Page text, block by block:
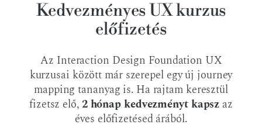
Kedvezményes UX kurzus
előfizetés
Az Interaction Design Foundation UX
kurzusai között már szerepel egy új journey
mapping tananyag is. Ha rajtam keresztül
fizetsz elő,2 hónap kedvezményt kapsz az
éves előfizetésed árából.